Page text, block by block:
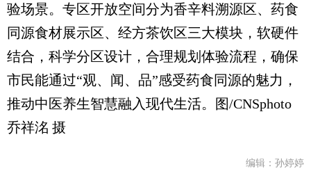
验场景。专区开放空间分为香辛料溯源区、药食
同源食材展示区、经方茶饮区三大模块，软硬件
结合，科学分区设计，合理规划体验流程，确保
市民能通过“观、闻、品”感受药食同源的魅力，
推动中医养生智慧融入现代生活。图/CNSphoto
乔祥洺 摄
编辑：孙婷婷